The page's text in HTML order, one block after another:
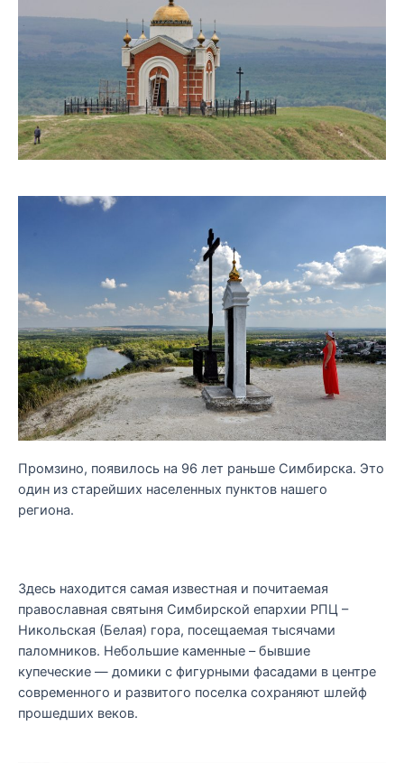
Промзино, появилось на 96 лет раньше Симбирска. Это
один из старейших населенных пунктов нашего
региона.
Здесь находится самая известная и почитаемая
православная святыня Симбирской епархии РПЦ –
Никольская (Белая) гора, посещаемая тысячами
паломников. Небольшие каменные – бывшие
купеческие — домики с фигурными фасадами в центре
современного и развитого поселка сохраняют шлейф
прошедших веков.